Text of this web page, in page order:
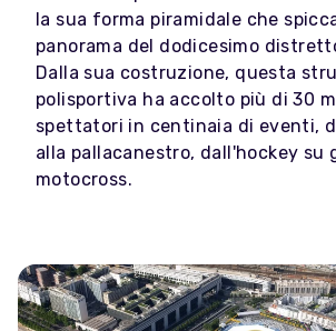
la sua forma piramidale che
panorama del dodicesimo
Dalla sua costruzione, questa
polisportiva ha accolto più di 30
spettatori in centinaia di eventi,
alla pallacanestro, dall'hockey su
motocross.